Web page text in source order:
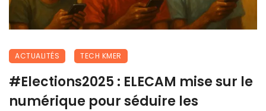
ACTUALITÉS TECH KMER
#Elections2025 : ELECAM mise sur le
numérique pour séduire les